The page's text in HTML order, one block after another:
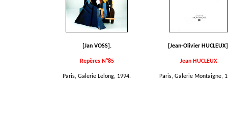
[Jan VOSS].
Repères N°85
Paris, Galerie Lelong, 1994.
[Jean-Olivier
Jean HUCLEUX
Paris, Galerie Montaigne,